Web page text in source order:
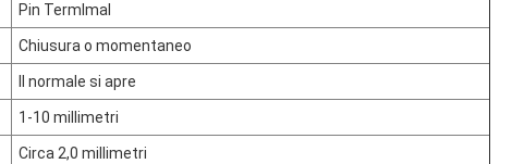
Pin Termlmal
Chiusura o momentaneo
Il normale si apre
1-10 millimetri
Circa 2,0 millimetri